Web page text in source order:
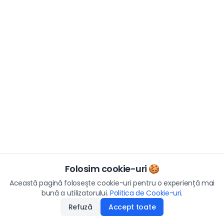
Folosim cookie-uri 🍪
Această pagină folosește cookie-uri pentru o experiență mai
bună a utilizatorului. Politica de Cookie-uri.
Refuză
Accept toate